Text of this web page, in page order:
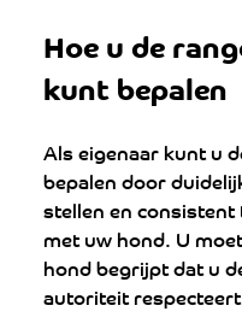
Hoe u de
kunt bepalen
Als eigenaar kunt u
bepalen door
stellen en
met uw hond. U
hond begrijpt dat u
autoriteit